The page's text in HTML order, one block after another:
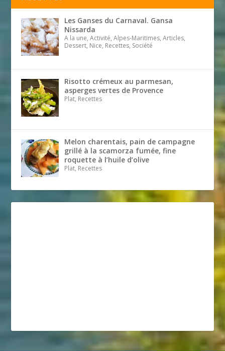
Les Ganses du Carnaval. Gansa
Nissarda
A la une, Activité, Alpes-Maritimes, Articles,
Dessert, Nice, Recettes, Société
Risotto crémeux au parmesan,
asperges vertes de Provence
Plat, Recettes
Melon charentais, pain de campagne
grillé à la scamorza fumée, fine
roquette à l’huile d’olive
Plat, Recettes